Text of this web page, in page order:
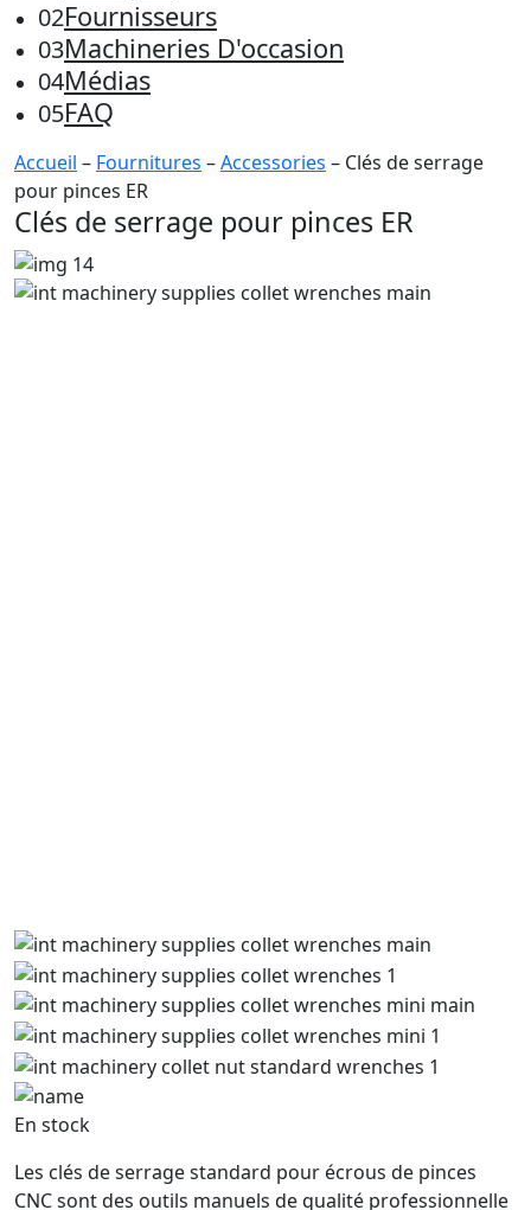
02Fournisseurs
03Machineries D'occasion
04Médias
05FAQ
Accueil – Fournitures –Accessories – Clés de serrage
pour pinces ER
Clés de serrage pour pinces ER
En stock
Les clés de serrage standard pour écrous de pinces
CNC sont des outils manuels de qualité professionnelle